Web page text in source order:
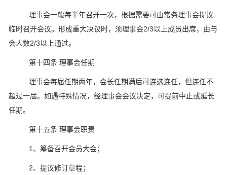
理事会一般每半年召开一次，根据需要可由常务理事会提议
临时召开会议。形成重大决议时，须理事会2/3以上成员出席，由与
会人数2/3以上通过。
第十四条 理事会任期
理事会每届任期两年，会长任期满后可连选连任，但连任不
超过一届。如遇特殊情况，经理事会会议决定，可提前中止或延长
任期。
第十五条 理事会职责
1、筹备召开会员大会；
2、提议修订章程；